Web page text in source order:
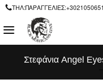
Στεφάνια Angel